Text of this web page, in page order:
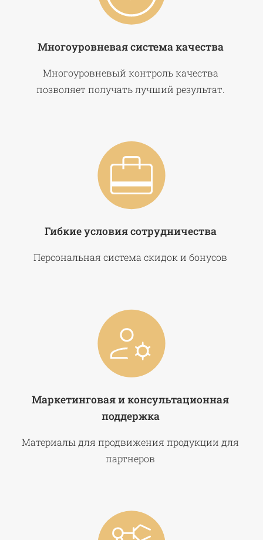
Многоуровневая система качества
Многоуровневый контроль качества
позволяет получать лучший результат.
Гибкие условия сотрудничества
Персональная система скидок и бонусов
Маркетинговая и консультационная
поддержка
Материалы для продвижения продукции для
партнеров